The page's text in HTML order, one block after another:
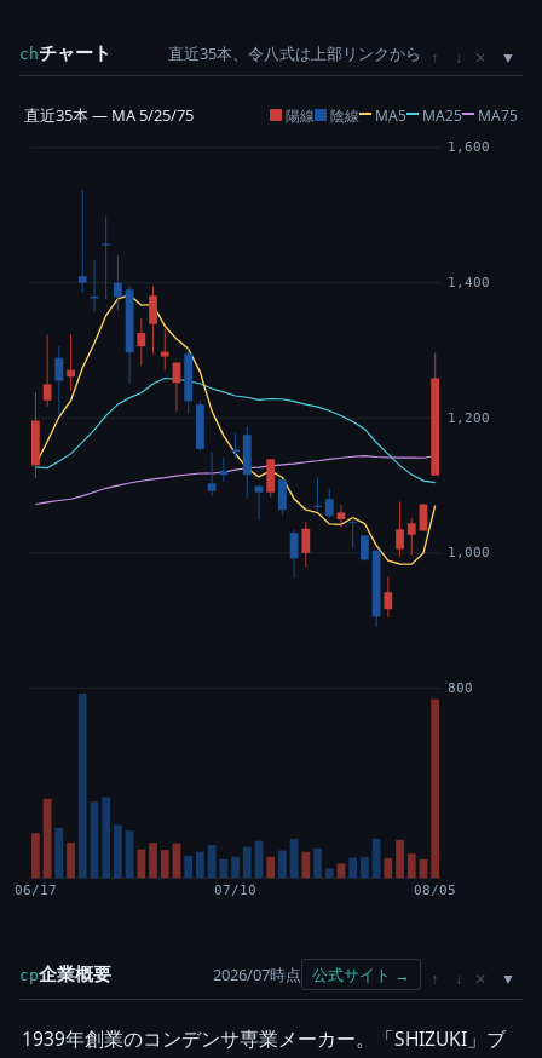
chチャート 直近35本、令八式は上部リンクから ↑ ↓ ×
直近35本 — MA 5/25/75 陽線 陰線 MA5 MA25 MA75
800
1,000
1,200
1,400
1,600
06/17 07/10 08/05
cp企業概要 2026/07時点 公式サイト → ↑ ↓ ×
1939年創業のコンデンサ専業メーカー。「SHIZUKI」ブ